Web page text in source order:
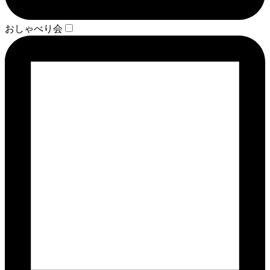
おしゃべり会